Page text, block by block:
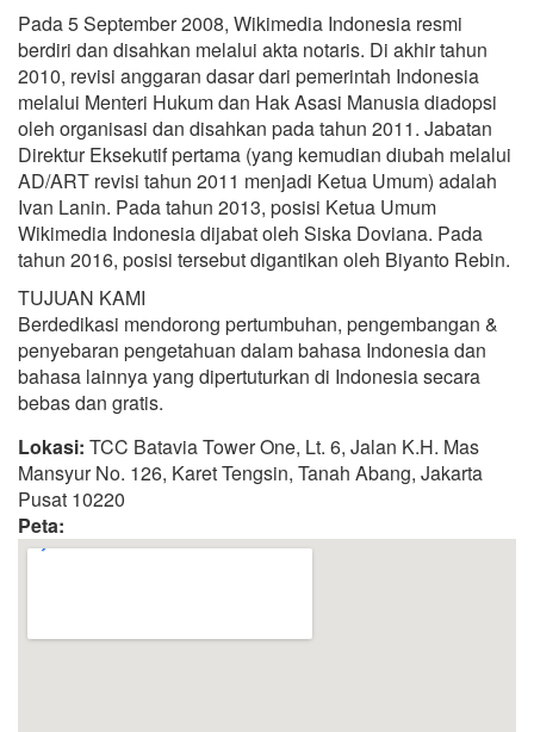
Pada 5 September 2008, Wikimedia Indonesia resmi
berdiri dan disahkan melalui akta notaris. Di akhir tahun
2010, revisi anggaran dasar dari pemerintah Indonesia
melalui Menteri Hukum dan Hak Asasi Manusia diadopsi
oleh organisasi dan disahkan pada tahun 2011. Jabatan
Direktur Eksekutif pertama (yang kemudian diubah melalui
AD/ART revisi tahun 2011 menjadi Ketua Umum) adalah
Ivan Lanin. Pada tahun 2013, posisi Ketua Umum
Wikimedia Indonesia dijabat oleh Siska Doviana. Pada
tahun 2016, posisi tersebut digantikan oleh Biyanto Rebin.
TUJUAN KAMI
Berdedikasi mendorong pertumbuhan, pengembangan &
penyebaran pengetahuan dalam bahasa Indonesia dan
bahasa lainnya yang dipertuturkan di Indonesia secara
bebas dan gratis.
Lokasi: TCC Batavia Tower One, Lt. 6, Jalan K.H. Mas
Mansyur No. 126, Karet Tengsin, Tanah Abang, Jakarta
Pusat 10220
Peta: